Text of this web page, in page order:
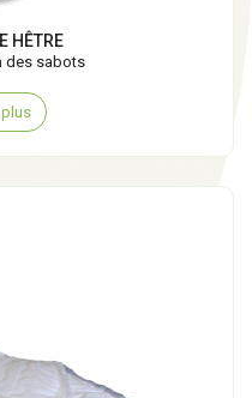
HÊTRE
des sabots
plus